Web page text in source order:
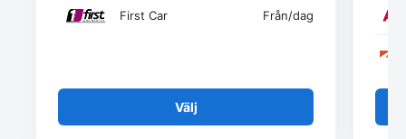
First Car Från/dag
Välj